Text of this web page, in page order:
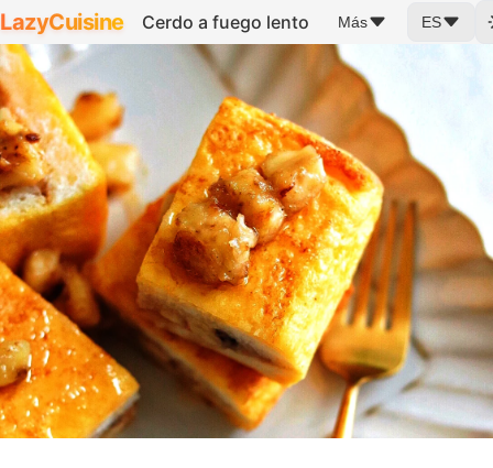
LazyCuisine Cerdo a fuego lento Más ES